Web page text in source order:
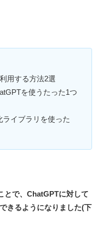
用する方法2選
を使うたった1つ
イブラリを使った
とで、ChatGPTに対して
きるようになりました(下